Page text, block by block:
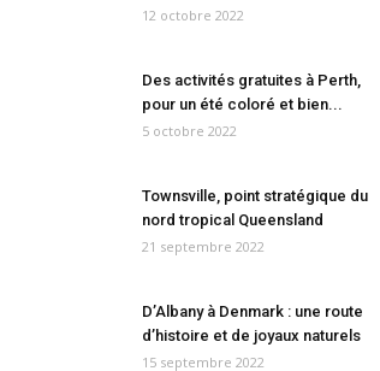
12 octobre 2022
Des activités gratuites à Perth,
pour un été coloré et bien...
5 octobre 2022
Townsville, point stratégique du
nord tropical Queensland
21 septembre 2022
D’Albany à Denmark : une route
d’histoire et de joyaux naturels
15 septembre 2022